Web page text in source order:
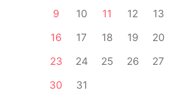
9
10 11 12 13
16
17 18 19 20
23
24 25 26 27
30
31